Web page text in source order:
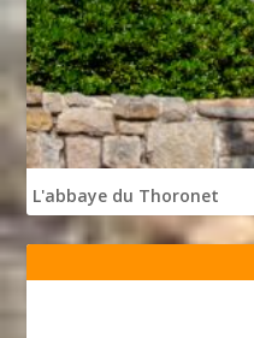
L'abbaye du Thoronet